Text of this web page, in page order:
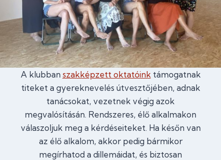
A klubban szakképzett oktatóink támogatnak
titeket a gyereknevelés útvesztőjében, adnak
tanácsokat, vezetnek végig azok
megvalósításán. Rendszeres, élő alkalmakon
válaszoljuk meg a kérdéseiteket. Ha későn van
az élő alkalom, akkor pedig bármikor
megírhatod a dillemáidat, és biztosan